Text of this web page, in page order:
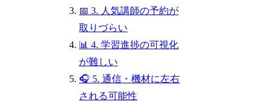
📅 3. 人気講師の予約が
取りづらい
📊 4. 学習進捗の可視化
が難しい
🎧 5. 通信・機材に左右
される可能性